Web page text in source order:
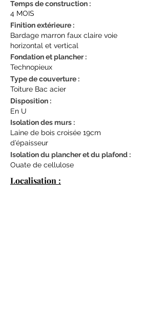
Temps de construction :
4 MOIS
Finitionextérieure :
Bardage marron faux claire voie
horizontal et vertical
Fondation et plancher :
Technopieux
Type de couverture :
Toiture Bac acier
Disposition :
En U
Isolation des murs :
Laine de bois croisée 19cm
d’épaisseur
Isolation du plancher et du plafond :
Ouate de cellulose
Localisation :